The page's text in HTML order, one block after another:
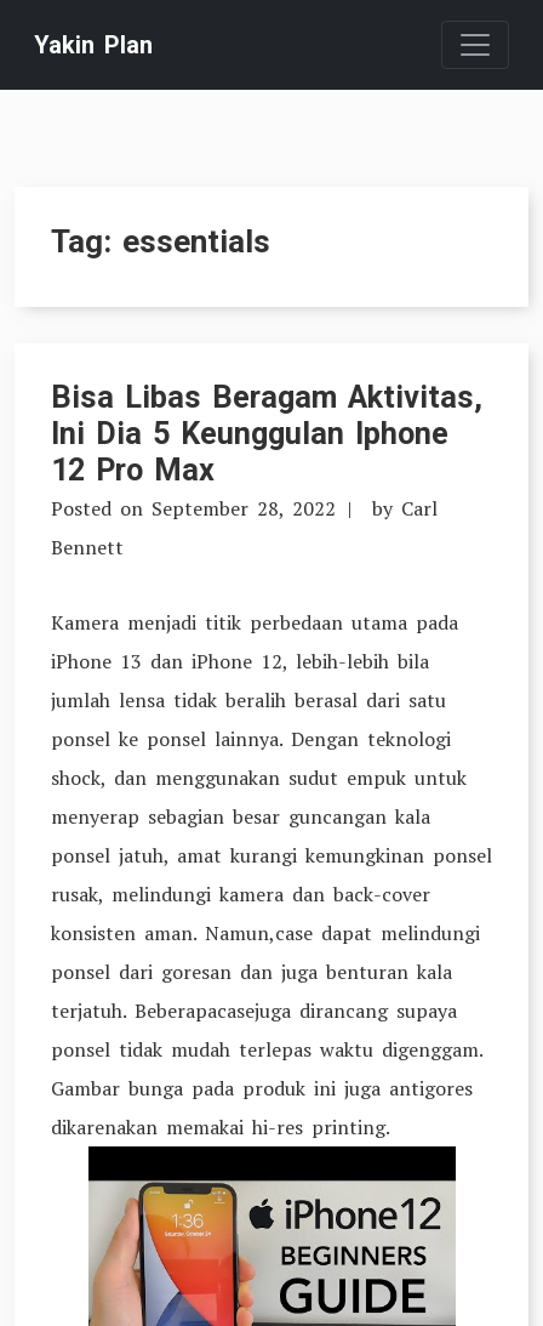
content
Yakin Plan
Tag: essentials
Bisa Libas Beragam Aktivitas,
Ini Dia 5 Keunggulan Iphone
12 Pro Max
Posted on September 28, 2022 by Carl
Bennett
Kamera menjadi titik perbedaan utama pada
iPhone 13 dan iPhone 12, lebih-lebih bila
jumlah lensa tidak beralih berasal dari satu
ponsel ke ponsel lainnya. Dengan teknologi
shock, dan menggunakan sudut empuk untuk
menyerap sebagian besar guncangan kala
ponsel jatuh, amat kurangi kemungkinan ponsel
rusak, melindungi kamera dan back-cover
konsisten aman. Namun,case dapat melindungi
ponsel dari goresan dan juga benturan kala
terjatuh. Beberapacasejuga dirancang supaya
ponsel tidak mudah terlepas waktu digenggam.
Gambar bunga pada produk ini juga antigores
dikarenakan memakai hi-res printing.